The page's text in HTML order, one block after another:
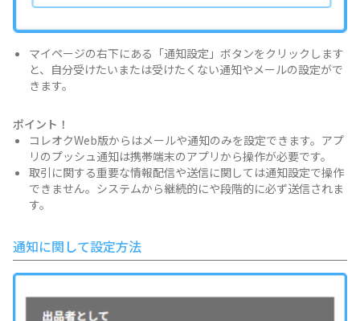
マイページの右下にある「通知設定」ボタンをクリックします
と、自分受けたいまたは受けたくない通知やメールの設定がで
きます。
ポイント！
コレオクWeb版からはメールや通知のみを設定できます。アプ
リのプッシュ通知は携帯端末のアプリから操作が必要です。
取引に関する重要な情報配信や送信に関しては通知設定で操作
できません。システムから継続的にや段階的に必ず送信されま
す。
通知に関して設定方法